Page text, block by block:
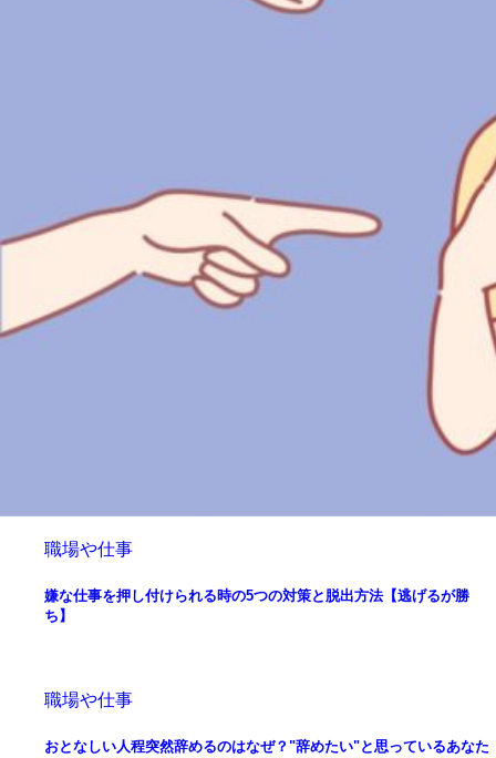
職場や仕事
嫌な仕事を押し付けられる時の5つの対策と脱出方法【逃げるが勝
ち】
職場や仕事
おとなしい人程突然辞めるのはなぜ？"辞めたい"と思っているあなた